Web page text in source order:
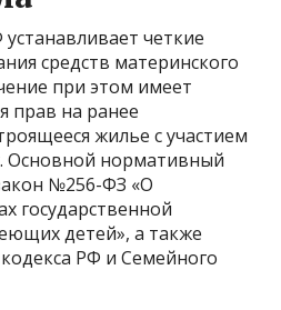
четкие
средств материнского
при этом имеет
прав на ранее
жилье с участием
Основной нормативный
№256-ФЗ «О
государственной
детей», а также
РФ и Семейного